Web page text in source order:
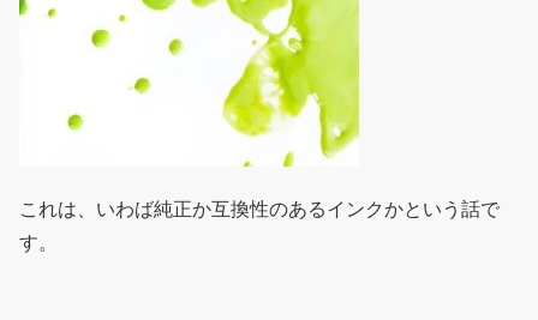
これは、いわば純正か互換性のあるインクかという話で
す。